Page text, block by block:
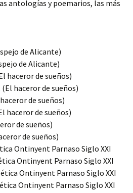
antologías y poemarios, las más
de Alicante)
de Alicante)
haceror de sueños)
haceror de sueños)
de sueños)
haceror de sueños)
de sueños)
de sueños)
Ontinyent Parnaso Siglo XXI
Ontinyent Parnaso Siglo XXI
Ontinyent Parnaso Siglo XXI
Ontinyent Parnaso Siglo XXI